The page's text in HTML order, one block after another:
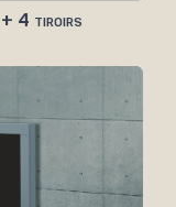
+ 4 tiroirs